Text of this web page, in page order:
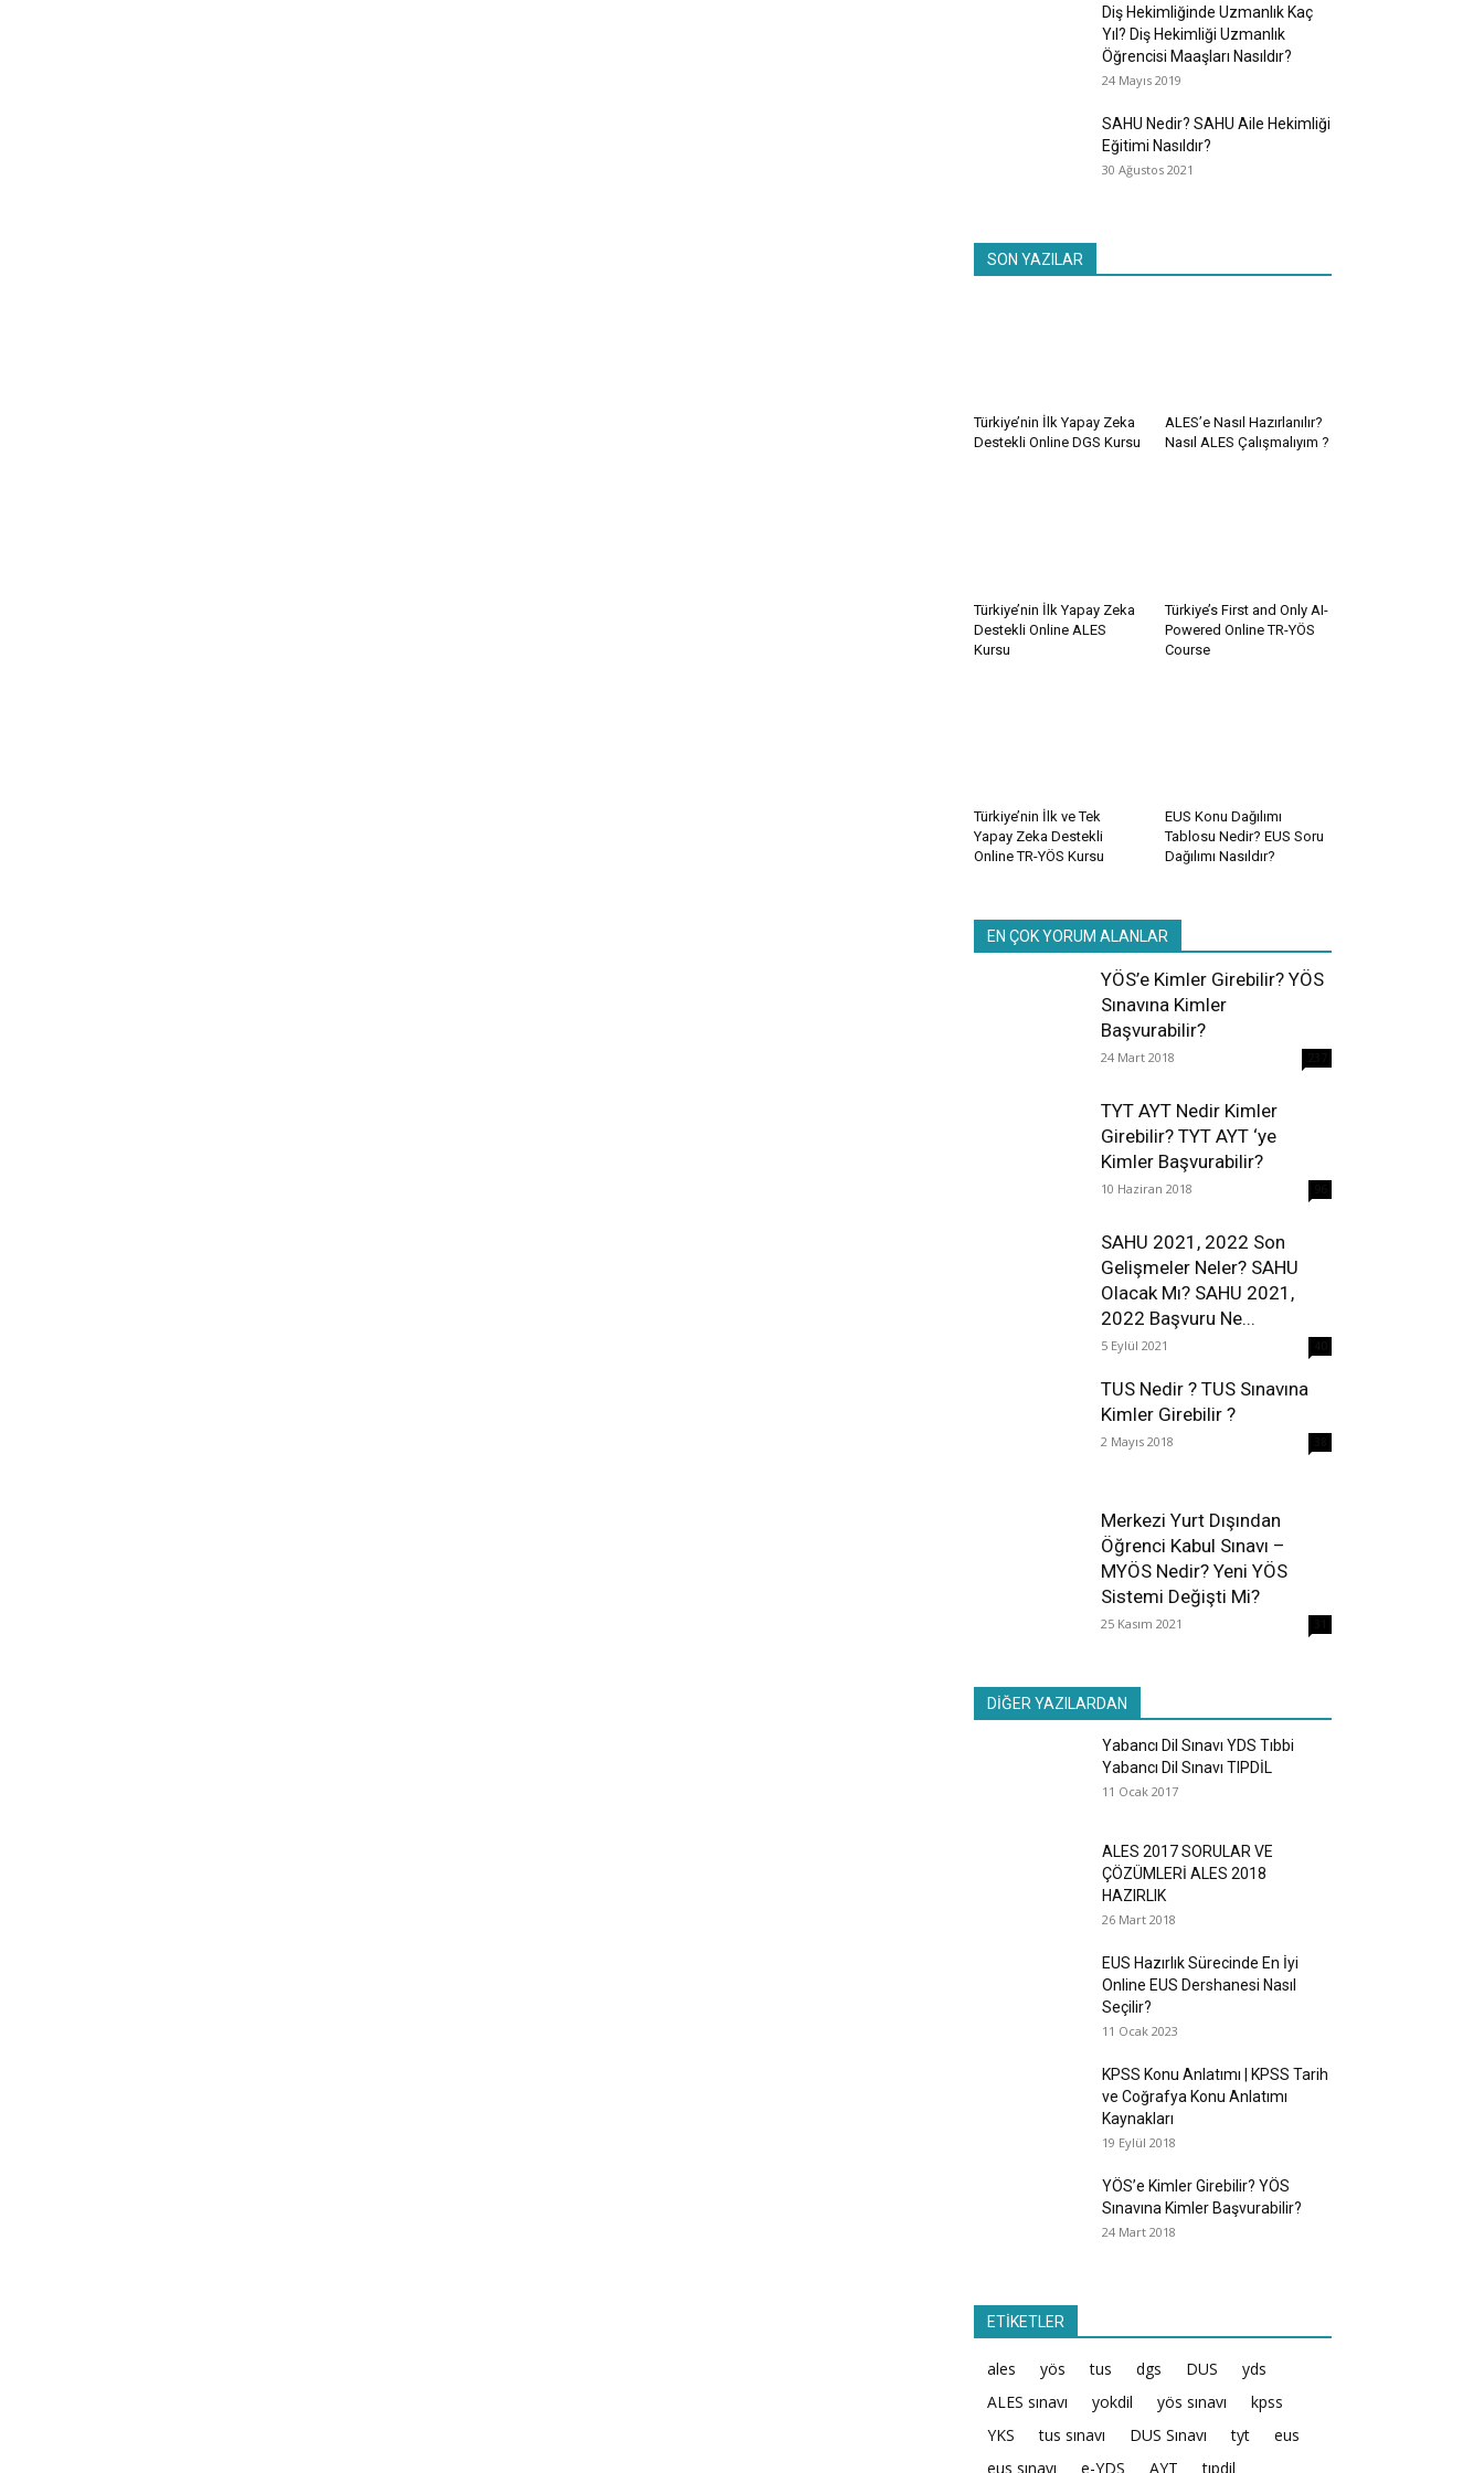
Diş Hekimliğinde Uzmanlık Kaç
Yıl? Diş Hekimliği Uzmanlık
Öğrencisi Maaşları Nasıldır?
24 Mayıs 2019
SAHU Nedir? SAHU Aile Hekimliği
Eğitimi Nasıldır?
30 Ağustos 2021
SON YAZILAR
Türkiye’nin İlk Yapay Zeka
Destekli Online DGS Kursu
ALES’e Nasıl Hazırlanılır?
Nasıl ALES Çalışmalıyım ?
Türkiye’nin İlk Yapay Zeka
Destekli Online ALES
Kursu
Türkiye’s First and Only AI-
Powered Online TR-YÖS
Course
Türkiye’nin İlk ve Tek
Yapay Zeka Destekli
Online TR-YÖS Kursu
EUS Konu Dağılımı
Tablosu Nedir? EUS Soru
Dağılımı Nasıldır?
EN ÇOK YORUM ALANLAR
YÖS’e Kimler Girebilir? YÖS
Sınavına Kimler
Başvurabilir?
24 Mart 2018
TYT AYT Nedir Kimler
Girebilir? TYT AYT ‘ye
Kimler Başvurabilir?
10 Haziran 2018
SAHU 2021, 2022 Son
Gelişmeler Neler? SAHU
Olacak Mı? SAHU 2021,
2022 Başvuru Ne...
5 Eylül 2021
TUS Nedir ? TUS Sınavına
Kimler Girebilir ?
2 Mayıs 2018
Merkezi Yurt Dışından
Öğrenci Kabul Sınavı –
MYÖS Nedir? Yeni YÖS
Sistemi Değişti Mi?
25 Kasım 2021
DİĞER YAZILARDAN
Yabancı Dil Sınavı YDS Tıbbi
Yabancı Dil Sınavı TIPDİL
11 Ocak 2017
ALES 2017 SORULAR VE
ÇÖZÜMLERİ ALES 2018
HAZIRLIK
26 Mart 2018
EUS Hazırlık Sürecinde En İyi
Online EUS Dershanesi Nasıl
Seçilir?
11 Ocak 2023
KPSS Konu Anlatımı | KPSS Tarih
ve Coğrafya Konu Anlatımı
Kaynakları
19 Eylül 2018
YÖS’e Kimler Girebilir? YÖS
Sınavına Kimler Başvurabilir?
24 Mart 2018
ETİKETLER
ales yös tus dgs DUS
yds
ALES sınavı
yokdil yös sınavı
kpss
YKS
tus sınavı DUS Sınavı tyt
eus
eus sınavı
e-YDS AYT tıpdil